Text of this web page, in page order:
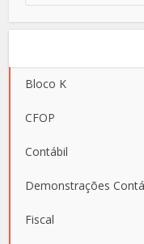
Bloco K
CFOP
Contábil
Demonstrações
Fiscal